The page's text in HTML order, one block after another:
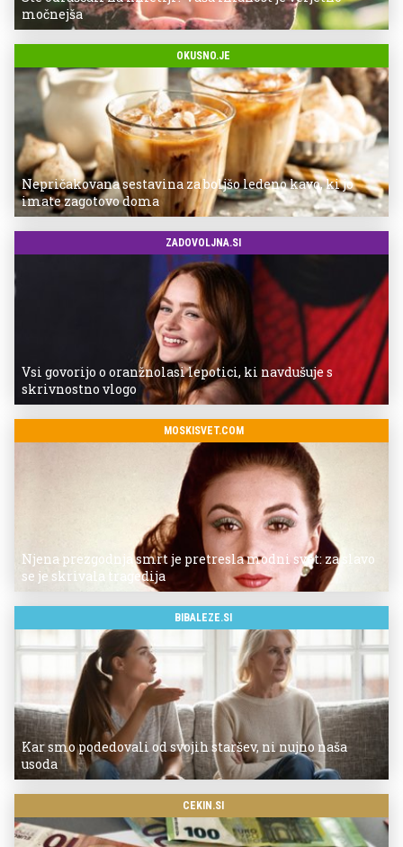
močnejša
OKUSNO.JE
Nepričakovana sestavina za boljšo ledeno kavo, ki jo
imate zagotovo doma
ZADOVOLJNA.SI
Vsi govorijo o oranžnolasi lepotici, ki navdušuje s
skrivnostno vlogo
MOSKISVET.COM
Njena prezgodnja smrt je pretresla modni svet: za slavo
se je skrivala tragedija
BIBALEZE.SI
Kar smo podedovali od svojih staršev, ni nujno naša
usoda
CEKIN.SI